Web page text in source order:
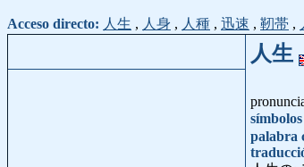
Acceso directo: 人生 , 人身 , 人種 , 迅速 , 靭帯 ,
人生
palabra